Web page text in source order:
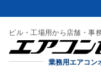
ビル・工場用から店舗・事
業務用エアコン